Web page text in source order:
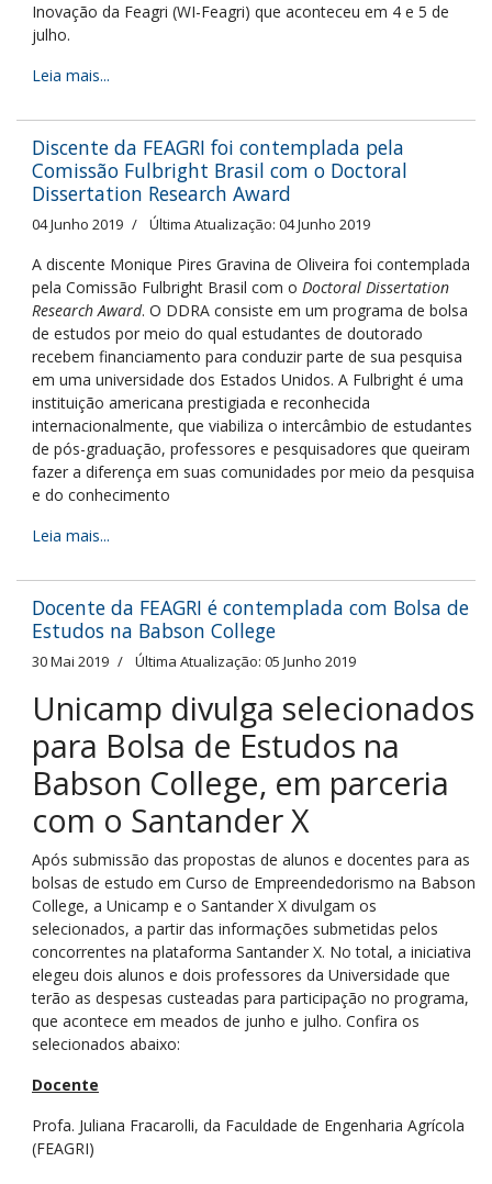
Inovação da Feagri (WI-Feagri) que aconteceu em 4 e 5 de
julho.
Leia mais...
Discente da FEAGRI foi contemplada pela
Comissão Fulbright Brasil com o Doctoral
Dissertation Research Award
04 Junho 2019 Última Atualização: 04 Junho 2019
A discente Monique Pires Gravina de Oliveira foi contemplada
pela Comissão Fulbright Brasil com o Doctoral Dissertation
Research Award. O DDRA consiste em um programa de bolsa
de estudos por meio do qual estudantes de doutorado
recebem financiamento para conduzir parte de sua pesquisa
em uma universidade dos Estados Unidos. A Fulbright é uma
instituição americana prestigiada e reconhecida
internacionalmente, que viabiliza o intercâmbio de estudantes
de pós-graduação, professores e pesquisadores que queiram
fazer a diferença em suas comunidades por meio da pesquisa
e do conhecimento
Leia mais...
Docente da FEAGRI é contemplada com Bolsa de
Estudos na Babson College
30 Mai 2019 Última Atualização: 05 Junho 2019
Unicamp divulga selecionados
para Bolsa de Estudos na
Babson College, em parceria
com o Santander X
Após submissão das propostas de alunos e docentes para as
bolsas de estudo em Curso de Empreendedorismo na Babson
College, a Unicamp e o Santander X divulgam os
selecionados, a partir das informações submetidas pelos
concorrentes na plataforma Santander X. No total, a iniciativa
elegeu dois alunos e dois professores da Universidade que
terão as despesas custeadas para participação no programa,
que acontece em meados de junho e julho. Confira os
selecionados abaixo:
Docente
Profa. Juliana Fracarolli, da Faculdade de Engenharia Agrícola
(FEAGRI)